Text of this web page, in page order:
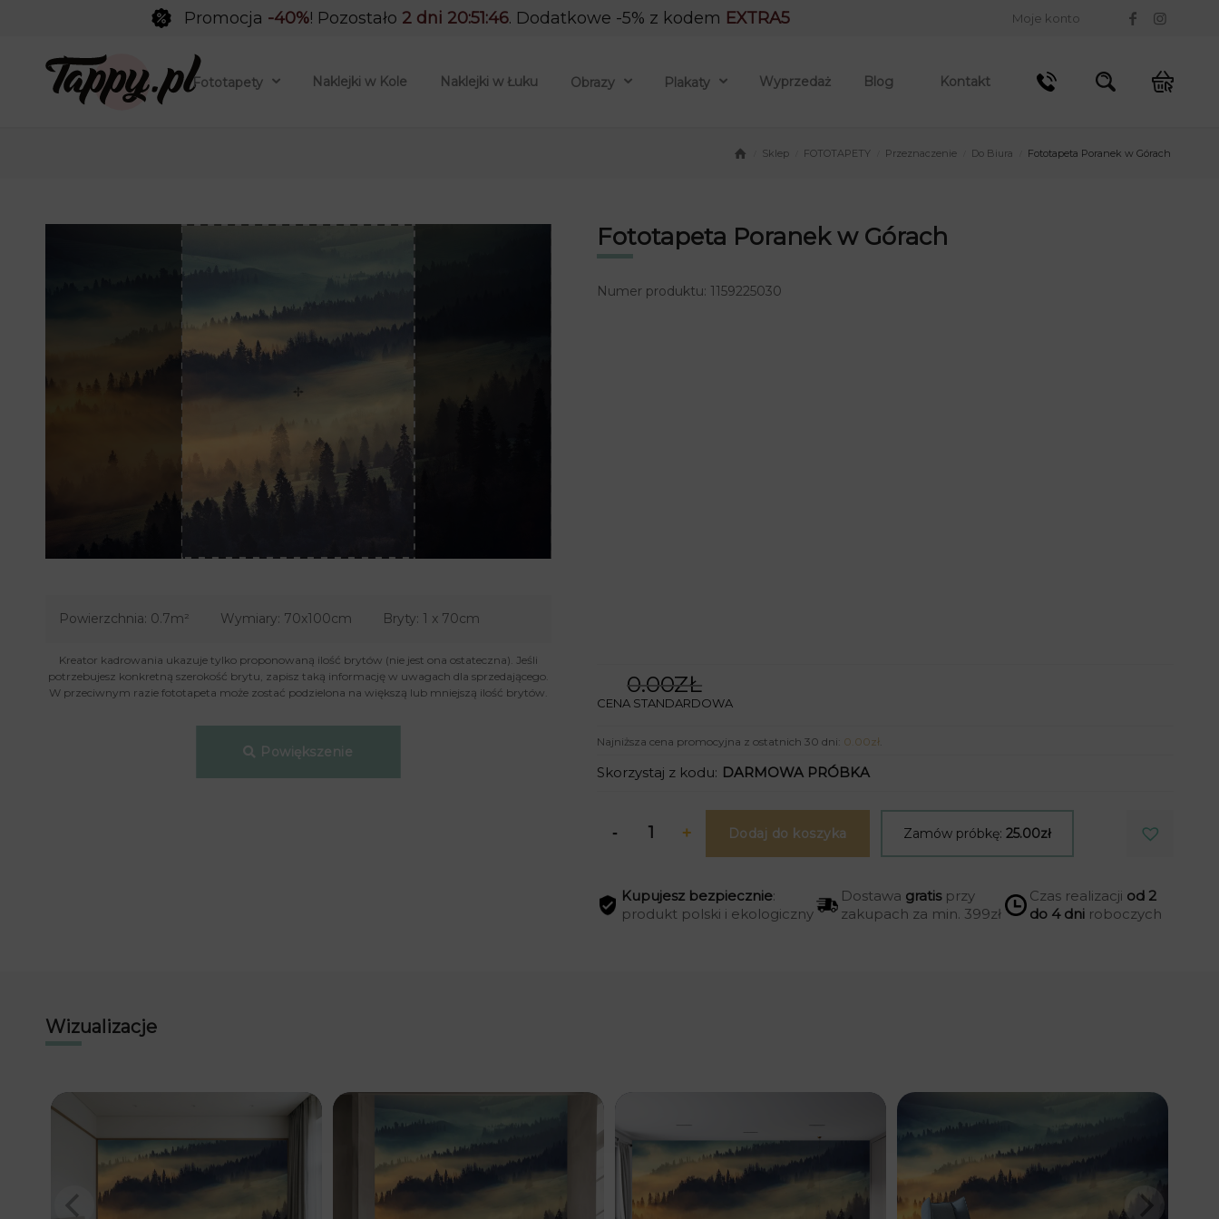
Moje konto
Promocja -40%! Pozostało 2 dni 20:51:45. Dodatkowe -5% z kodem EXTRA5
Fototapety Naklejki w Kole Naklejki w Łuku Obrazy Plakaty Wyprzedaż Blog Kontakt
Sklep FOTOTAPETY Przeznaczenie Do Biura Fototapeta Poranek w Górach
Powierzchnia: 0.7m² Wymiary: 70x100cm Bryty: 1 x 70cm
Kreator kadrowania ukazuje tylko proponowaną ilość brytów (nie jest ona ostateczna). Jeśli
potrzebujesz konkretną szerokość brytu, zapisz taką informację w uwagach dla sprzedającego.
W przeciwnym razie fototapeta może zostać podzielona na większą lub mniejszą ilość brytów.
Powiększenie
Fototapeta Poranek w Górach
Numer produktu: 1159225030
0.00ZŁ
CENA STANDARDOWA
Najniższa cena promocyjna z ostatnich 30 dni: 0.00zł.
Skorzystaj z kodu: DARMOWA PRÓBKA
Dodaj do koszyka Zamów próbkę:25.00zł
Kupujesz bezpiecznie:
produkt polski i ekologiczny
Dostawa gratisprzy
zakupach za min. 399zł
Czas realizacji od 2
do 4 dni roboczych
Wizualizacje